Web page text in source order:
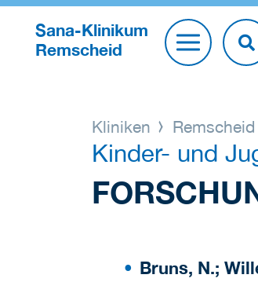
Sana-Klinikum
Remscheid
Kliniken Remscheid
Kinder- und
Bruns, N.;